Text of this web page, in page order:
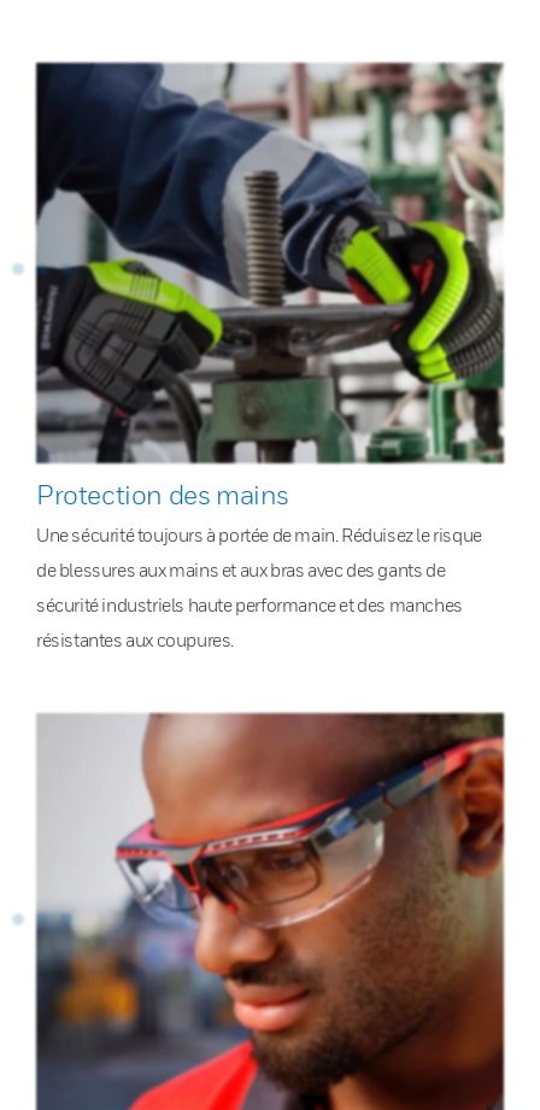
Protection des mains
Une sécurité toujours à portée de main. Réduisez le risque
de blessures aux mains et aux bras avec des gants de
sécurité industriels haute performance et des manches
résistantes aux coupures.